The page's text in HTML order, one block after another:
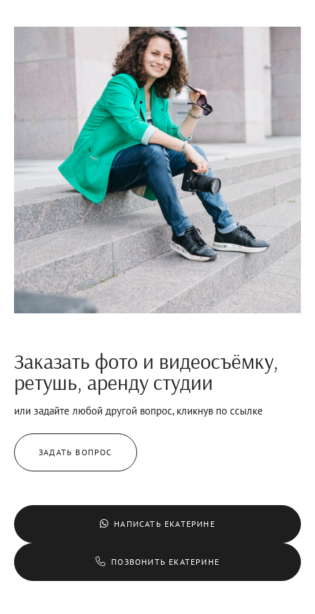
Заказать фото и видеосъёмку,
ретушь, аренду студии
или задайте любой другой вопрос, кликнув по ссылке
ЗАДАТЬ ВОПРОС
НАПИСАТЬ ЕКАТЕРИНЕ
ПОЗВОНИТЬ ЕКАТЕРИНЕ